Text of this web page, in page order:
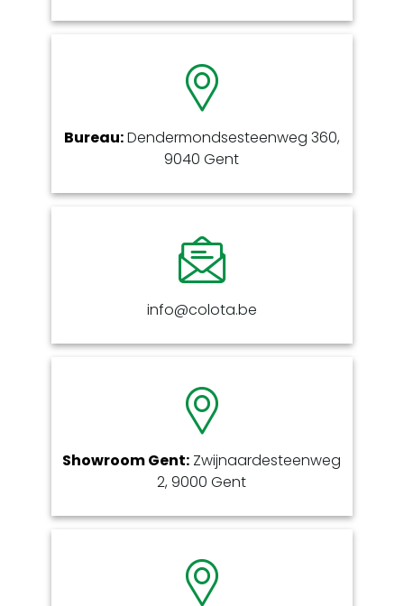
Bureau:Dendermondsesteenweg 360,
9040 Gent
info@colota.be
Showroom Gent: Zwijnaardesteenweg
2, 9000 Gent